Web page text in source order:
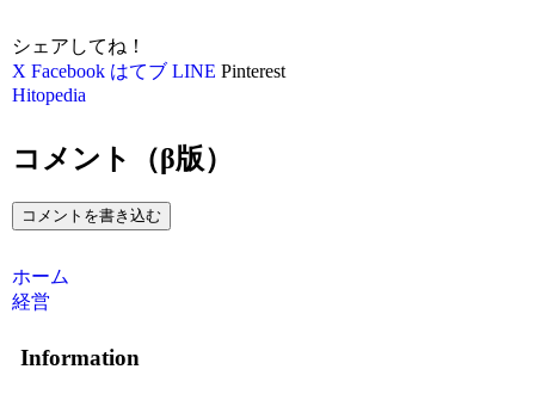
シェアしてね！
X Facebook はてブ LINE Pinterest
Hitopedia
コメント（β版）
コメントを書き込む
ホーム
経営
Information